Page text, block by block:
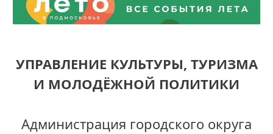
УПРАВЛЕНИЕ КУЛЬТУРЫ, ТУРИЗМА
И МОЛОДЁЖНОЙ ПОЛИТИКИ
Администрация городского округа